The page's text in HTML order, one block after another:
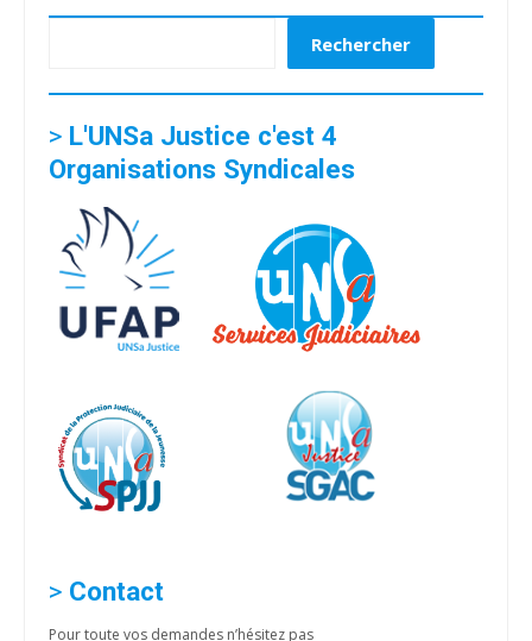
Rechercher
> L'UNSa Justice c'est 4
Organisations Syndicales
> Contact
Pour toute vos demandes n’hésitez pas